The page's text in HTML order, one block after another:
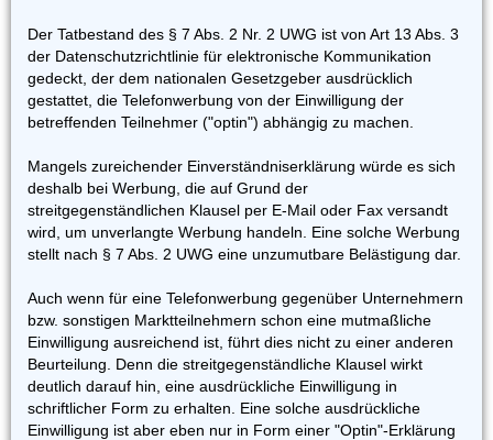
Der Tatbestand des § 7 Abs. 2 Nr. 2 UWG ist von Art 13 Abs. 3
der Datenschutzrichtlinie für elektronische Kommunikation
gedeckt, der dem nationalen Gesetzgeber ausdrücklich
gestattet, die Telefonwerbung von der Einwilligung der
betreffenden Teilnehmer ("optin") abhängig zu machen.
Mangels zureichender Einverständniserklärung würde es sich
deshalb bei Werbung, die auf Grund der
streitgegenständlichen Klausel per E-Mail oder Fax versandt
wird, um unverlangte Werbung handeln. Eine solche Werbung
stellt nach § 7 Abs. 2 UWG eine unzumutbare Belästigung dar.
Auch wenn für eine Telefonwerbung gegenüber Unternehmern
bzw. sonstigen Marktteilnehmern schon eine mutmaßliche
Einwilligung ausreichend ist, führt dies nicht zu einer anderen
Beurteilung. Denn die streitgegenständliche Klausel wirkt
deutlich darauf hin, eine ausdrückliche Einwilligung in
schriftlicher Form zu erhalten. Eine solche ausdrückliche
Einwilligung ist aber eben nur in Form einer "Optin"-Erklärung